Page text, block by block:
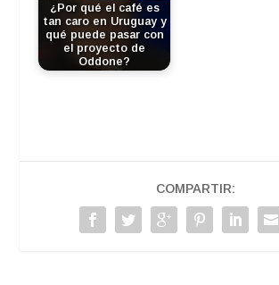
¿Por qué el café es
tan caro en Uruguay y
qué puede pasar con
el proyecto de
Oddone?
COMPARTIR: